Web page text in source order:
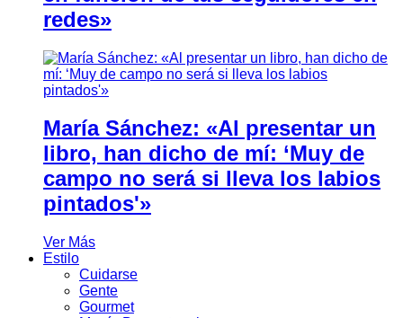
redes»
María Sánchez: «Al presentar un
libro, han dicho de mí: ‘Muy de
campo no será si lleva los labios
pintados'»
Ver Más
Estilo
Cuidarse
Gente
Gourmet